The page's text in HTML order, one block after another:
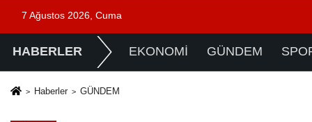
7 Ağustos 2026, Cuma
HABERLER EKONOMİ GÜNDEM
Haberler GÜNDEM